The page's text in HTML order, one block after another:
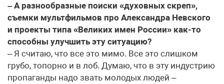
– А разнообразные поиски «духовных скреп»,
съемки мультфильмов про Александра Невского
и проекты типа «Великих имен России» как-то
способны улучшить эту ситуацию?
– Я считаю, что все это мимо. Все это слишком
грубо, топорно и в лоб. Думаю, что в эту индустрию
пропаганды надо звать молодых людей –